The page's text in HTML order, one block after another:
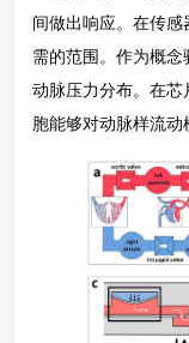
间做出响应。在传
需的范围。作为概
动脉压力分布。在
胞能够对动脉样流动